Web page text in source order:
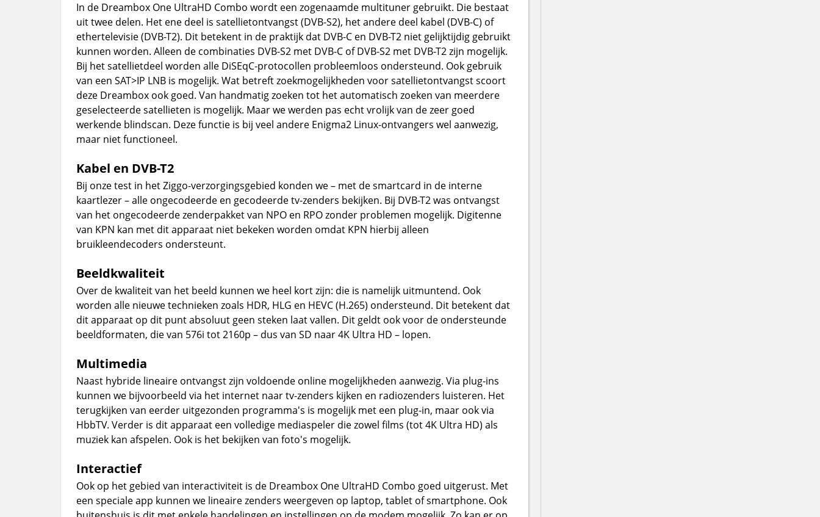
In de Dreambox One UltraHD Combo wordt een zogenaamde multituner gebruikt. Die bestaat
uit twee delen. Het ene deel is satellietontvangst (DVB-S2), het andere deel kabel (DVB-C) of
ethertelevisie (DVB-T2). Dit betekent in de praktijk dat DVB-C en DVB-T2 niet gelijktijdig gebruikt
kunnen worden. Alleen de combinaties DVB-S2 met DVB-C of DVB-S2 met DVB-T2 zijn mogelijk.
Bij het satellietdeel worden alle DiSEqC-protocollen probleemloos ondersteund. Ook gebruik
van een SAT>IP LNB is mogelijk. Wat betreft zoekmogelijkheden voor satellietontvangst scoort
deze Dreambox ook goed. Van handmatig zoeken tot het automatisch zoeken van meerdere
geselecteerde satellieten is mogelijk. Maar we werden pas echt vrolijk van de zeer goed
werkende blindscan. Deze functie is bij veel andere Enigma2 Linux-ontvangers wel aanwezig,
maar niet functioneel.
Kabel en DVB-T2
Bij onze test in het Ziggo-verzorgingsgebied konden we – met de smartcard in de interne
kaartlezer – alle ongecodeerde en gecodeerde tv-zenders bekijken. Bij DVB-T2 was ontvangst
van het ongecodeerde zenderpakket van NPO en RPO zonder problemen mogelijk. Digitenne
van KPN kan met dit apparaat niet bekeken worden omdat KPN hierbij alleen
bruikleendecoders ondersteunt.
Beeldkwaliteit
Over de kwaliteit van het beeld kunnen we heel kort zijn: die is namelijk uitmuntend. Ook
worden alle nieuwe technieken zoals HDR, HLG en HEVC (H.265) ondersteund. Dit betekent dat
dit apparaat op dit punt absoluut geen steken laat vallen. Dit geldt ook voor de ondersteunde
beeldformaten, die van 576i tot 2160p – dus van SD naar 4K Ultra HD – lopen.
Multimedia
Naast hybride lineaire ontvangst zijn voldoende online mogelijkheden aanwezig. Via plug-ins
kunnen we bijvoorbeeld via het internet naar tv-zenders kijken en radiozenders luisteren. Het
terugkijken van eerder uitgezonden programma's is mogelijk met een plug-in, maar ook via
HbbTV. Verder is dit apparaat een volledige mediaspeler die zowel films (tot 4K Ultra HD) als
muziek kan afspelen. Ook is het bekijken van foto's mogelijk.
Interactief
Ook op het gebied van interactiviteit is de Dreambox One UltraHD Combo goed uitgerust. Met
een speciale app kunnen we lineaire zenders weergeven op laptop, tablet of smartphone. Ook